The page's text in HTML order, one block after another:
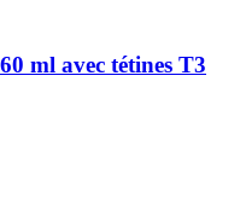
ml avec tétines T3